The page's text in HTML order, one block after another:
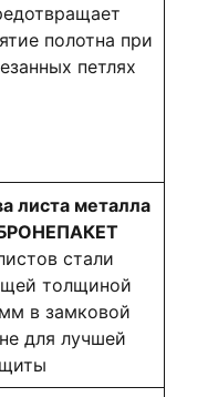
полотна при
петлях
листа металла
стали
толщиной
в замковой
для лучшей